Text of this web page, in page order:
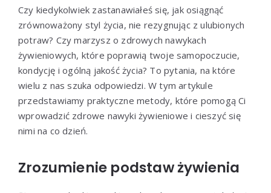
Czy kiedykolwiek zastanawiałeś się, jak osiągnąć
zrównoważony styl życia, nie rezygnując z ulubionych
potraw? Czy marzysz o zdrowych nawykach
żywieniowych, które poprawią twoje samopoczucie,
kondycję i ogólną jakość życia? To pytania, na które
wielu z nas szuka odpowiedzi. W tym artykule
przedstawiamy praktyczne metody, które pomogą Ci
wprowadzić zdrowe nawyki żywieniowe i cieszyć się
nimi na co dzień.
Zrozumienie podstaw żywienia